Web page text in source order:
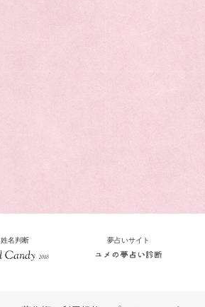
姓名判断 夢占いサイト